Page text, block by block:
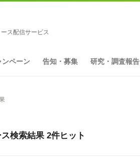
ス配信サービス
ンペーン 告知・募集 研究・調査報告
検索結果 2件ヒット